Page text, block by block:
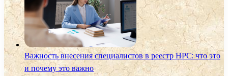
Важность внесения специалистов в реестр НРС: что это
и почему это важно